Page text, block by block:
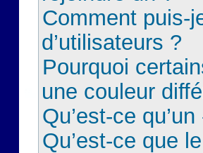
Comment puis-
d’utilisateurs ?
Pourquoi
une couleur
Qu’est-ce
Qu’est-ce que